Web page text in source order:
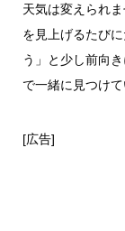
天気は変えられ
を見上げるたび
う」と少し前向
で一緒に見つけて
[広告]